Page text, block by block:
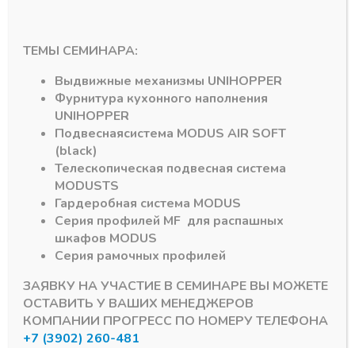
Подпишитесь на рассылку акций
#MODUS 6 #Система DTC
#DRAGON-BOX 1 #D-MOTION 1
ТЕМЫ СЕМИНАРА:
Выдвижные механизмы UNIHOPPER
Фурнитура кухонного наполнения
UNIHOPPER
Подвеснаясистема MODUS AIR SOFT
(black)
Телескопическая подвесная система
MODUSTS
Гардеробная система MODUS
Серия профилей MF для распашных
шкафов MODUS
Серия рамочных профилей
ЗАЯВКУ НА УЧАСТИЕ В СЕМИНАРЕ ВЫ МОЖЕТЕ
ОСТАВИТЬ У ВАШИХ МЕНЕДЖЕРОВ
КОМПАНИИ ПРОГРЕСС ПО НОМЕРУ ТЕЛЕФОНА
+7 (3902) 260-481